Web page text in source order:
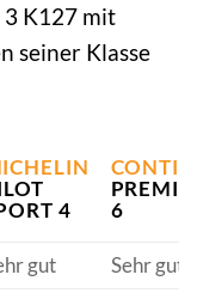
3 K127 mit
seiner Klasse
4
6
gut
Sehr gut